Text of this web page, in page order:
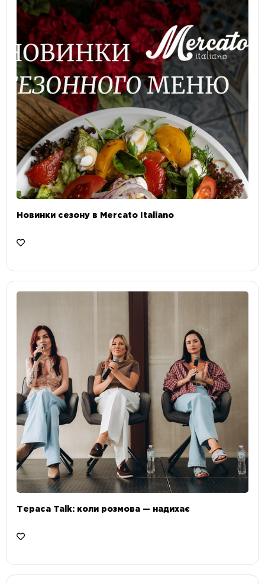
Новинки сезону в Mercato Italiano
Тераса Talk: коли розмова — надихає